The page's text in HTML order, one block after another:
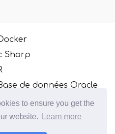
to ensure you get the
website.
Learn more
Linux.
Sharp
de données Oracle
catégories